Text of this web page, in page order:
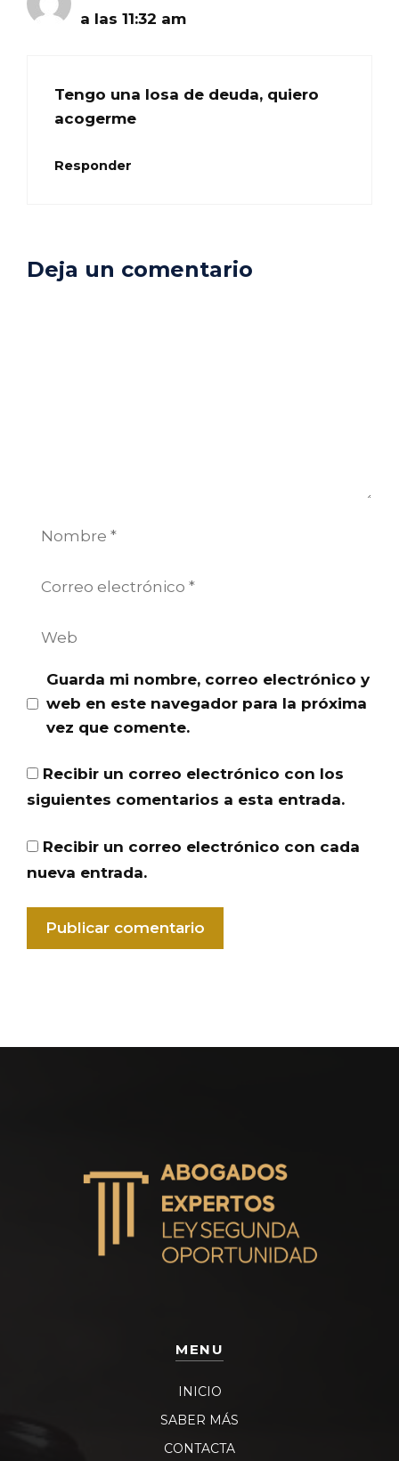
a las 11:32 am
Tengo una losa de deuda, quiero
acogerme
Responder
Deja un comentario
Nombre
Guarda mi nombre, correo electrónico y
web en este navegador para la próxima
vez que comente.
Recibir un correo electrónico con los
siguientes comentarios a esta entrada.
Recibir un correo electrónico con cada
nueva entrada.
MENU
INICIO
SABER MÁS
CONTACTA